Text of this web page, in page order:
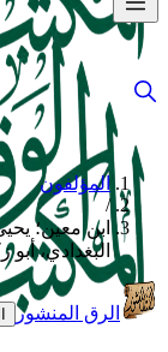
المؤلفون
/
ابن معين؛
البغدادي، أبو
الرق المنشور